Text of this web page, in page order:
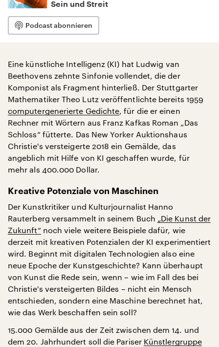
Sein und Streit
Podcast abonnieren
Eine künstliche Intelligenz (KI) hat Ludwig van
Beethovens zehnte Sinfonie vollendet, die der
Komponist als Fragment hinterließ. Der Stuttgarter
Mathematiker Theo Lutz veröffentlichte bereits 1959
computergenerierte Gedichte, für die er einen
Rechner mit Wörtern aus Franz Kafkas Roman „Das
Schloss“ fütterte. Das New Yorker Auktionshaus
Christie's versteigerte 2018 ein Gemälde, das
angeblich mit Hilfe von KI geschaffen wurde, für
mehr als 400.000 Dollar.
Kreative Potenziale von Maschinen
Der Kunstkritiker und Kulturjournalist Hanno
Rauterberg versammelt in seinem Buch „Die Kunst der
Zukunft“ noch viele weitere Beispiele dafür, wie
derzeit mit kreativen Potenzialen der KI experimentiert
wird. Beginnt mit digitalen Technologien also eine
neue Epoche der Kunstgeschichte? Kann überhaupt
von Kunst die Rede sein, wenn – wie im Fall des bei
Christie's versteigerten Bildes – nicht ein Mensch
entschieden, sondern eine Maschine berechnet hat,
wie das Werk beschaffen sein soll?
15.000 Gemälde aus der Zeit zwischen dem 14. und
dem 20. Jahrhundert soll die Pariser Künstlergruppe